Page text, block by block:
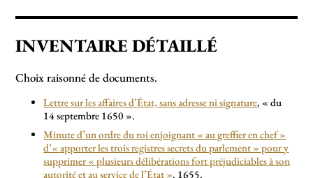
INVENTAIRE DÉTAILLÉ
Choix raisonné de documents.
Lettre sur les affaires d’État, sans adresse ni signature, « du
14 septembre 1650 ».
Minute d’un ordre du roi enjoignant « au greffier en chef»
d’« apporter les trois registres secrets du parlement » pour y
supprimer « plusieurs délibérations fort préjudiciables à son
autorité et au service de l’État ». 1655.